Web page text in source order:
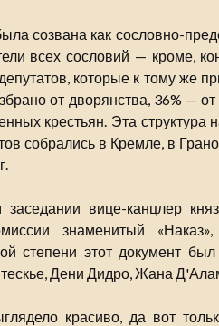
созвана как сословно-
всех сословий — кроме,
которые к тому же
от дворянства, 36% —
крестьян. Эта
собрались в Кремле, в
вице-канцлер
знаменитый
степени этот документ
Дени Дидро, Жана
красиво, да вот